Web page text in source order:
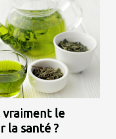
le
la santé ?